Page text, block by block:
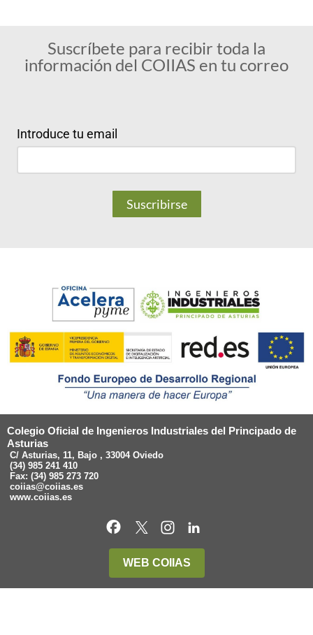
Suscríbete para recibir toda la
información del COIIAS en tu correo
Introduce tu email
Colegio Oficial de Ingenieros Industriales del Principado de
Asturias
C/ Asturias, 11, Bajo , 33004 Oviedo
(34) 985 241 410
Fax: (34) 985 273 720
coiias@coiias.es
www.coiias.es
WEB COIIAS